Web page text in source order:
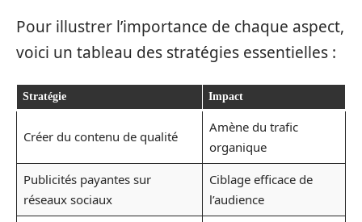
Pour illustrer l’importance de chaque aspect,
voici un tableau des stratégies essentielles :
Stratégie Impact
Créer du contenu de qualité
Amène du trafic
organique
Publicités payantes sur
réseaux sociaux
Ciblage efficace de
l’audience